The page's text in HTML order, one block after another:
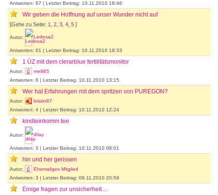
Antworten: 67 | Letzter Beitrag: 10.11.2010 18:46
Wir geben die Hoffnung auf unser Wunder nicht auf
[Gehe zu Seite: 1 2 3 4 5 ]
Autor: Ledesa2
Antworten: 61 | Letzter Beitrag: 10.11.2010 18:33
1 ÜZ mit dem clerarblue fertilitätsmonitor
Autor:
melli65
Antworten: 8 | Letzter Beitrag: 10.11.2010 13:15
Wer hat Erfahrungen mit dem spritzen von PUREGON?
Autor:
kristin87
Antworten: 4 | Letzter Beitrag: 10.11.2010 12:24
kindleinkomm tee
Autor: dilay
Antworten: 3 | Letzter Beitrag: 10.11.2010 08:01
hin und her gerissen
Autor:
Ehemaliges Mitglied
Antworten: 3 | Letzter Beitrag: 09.11.2010 20:59
Einige fragen zur unsicherheit....